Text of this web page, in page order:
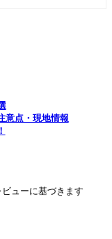
意点・現地情報
ビューに基づきます